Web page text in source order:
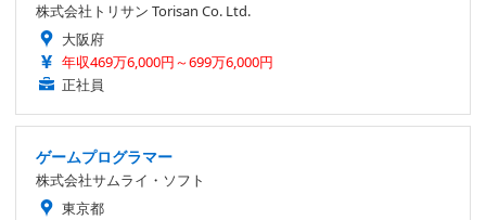
株式会社トリサン Torisan Co. Ltd.
大阪府
年収469万6,000円～699万6,000円
正社員
ゲームプログラマー
株式会社サムライ・ソフト
東京都